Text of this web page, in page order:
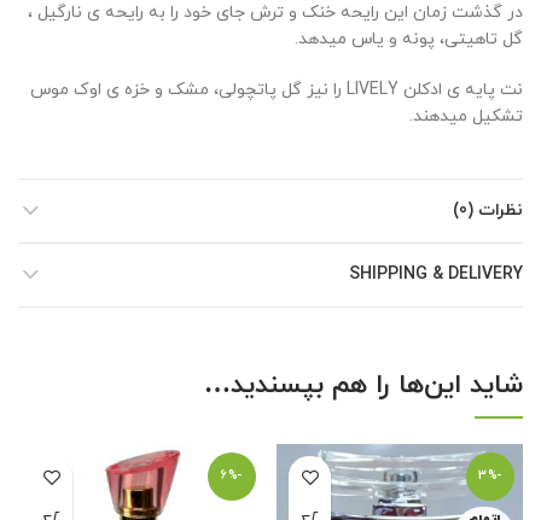
در گذشت زمان این رایحه خنک و ترش جای خود را به رایحه ی نارگیل ،
گل تاهیتی، پونه و یاس میدهد.
نت پایه ی ادکلن LIVELY را نیز گل پاتچولی، مشک و خزه ی اوک موس
تشکیل میدهند.
نظرات (0)
SHIPPING & DELIVERY
شاید این‌ها را هم بپسندید…
-3%
-6%